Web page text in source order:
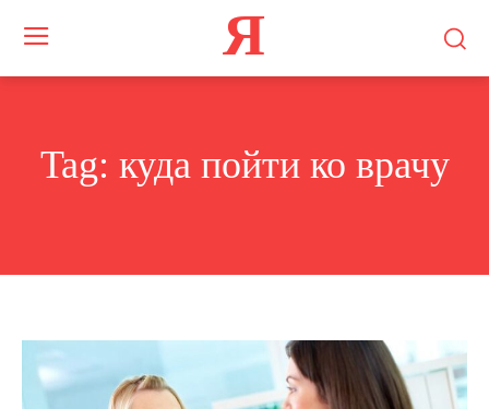
Я
Tag: куда пойти ко врачу